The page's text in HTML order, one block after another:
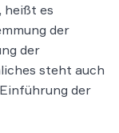
heißt es
der
der
steht auch
der